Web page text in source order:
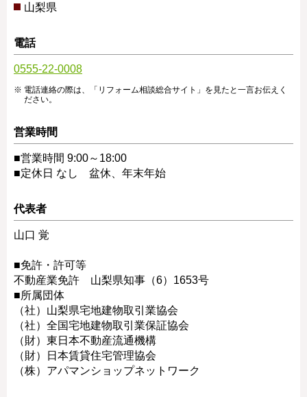
山梨県
電話
0555-22-0008
電話連絡の際は、「リフォーム相談総合サイト」を見たと一言お伝えく
ださい。
営業時間
■営業時間 9:00～18:00
■定休日 なし 盆休、年末年始
代表者
山口 覚
■免許・許可等
不動産業免許 山梨県知事（6）1653号
■所属団体
（社）山梨県宅地建物取引業協会
（社）全国宅地建物取引業保証協会
（財）東日本不動産流通機構
（財）日本賃貸住宅管理協会
（株）アパマンショップネットワーク